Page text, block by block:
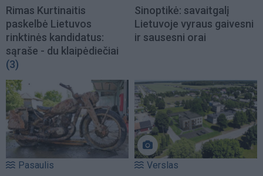
Rimas Kurtinaitis
paskelbė Lietuvos
rinktinės kandidatus:
sąraše - du klaipėdiečiai
(3)
Sinoptikė: savaitgalį
Lietuvoje vyraus gaivesni
ir sausesni orai
Pasaulis Verslas